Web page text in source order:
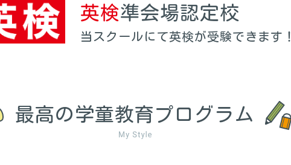
英検準会場認定校
当スクールにて英検が受験できます！
最高の学童教育プログラム